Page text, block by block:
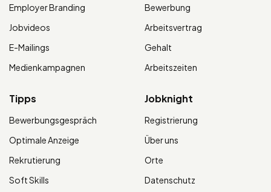
Employer Branding
Jobvideos
E-Mailings
Medienkampagnen
Bewerbung
Arbeitsvertrag
Gehalt
Arbeitszeiten
Tipps
Bewerbungsgespräch
Optimale Anzeige
Rekrutierung
Soft Skills
Jobknight
Registrierung
Über uns
Orte
Datenschutz